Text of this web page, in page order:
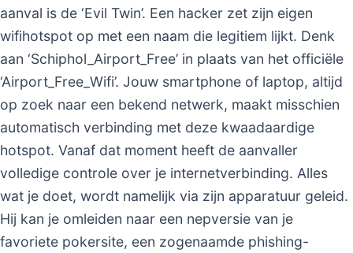
aanval is de ‘Evil Twin’. Een hacker zet zijn eigen
wifihotspot op met een naam die legitiem lijkt. Denk
aan ‘Schiphol_Airport_Free’ in plaats van het officiële
‘Airport_Free_Wifi’. Jouw smartphone of laptop, altijd
op zoek naar een bekend netwerk, maakt misschien
automatisch verbinding met deze kwaadaardige
hotspot. Vanaf dat moment heeft de aanvaller
volledige controle over je internetverbinding. Alles
wat je doet, wordt namelijk via zijn apparatuur geleid.
Hij kan je omleiden naar een nepversie van je
favoriete pokersite, een zogenaamde phishing-